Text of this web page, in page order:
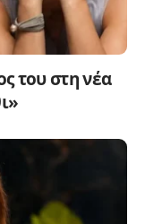
του στη νέα